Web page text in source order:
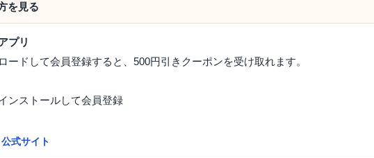
を見る
プリ
ードして会員登録すると、500円引きクーポンを受け取れます。
ンストールして会員登録
式サイト